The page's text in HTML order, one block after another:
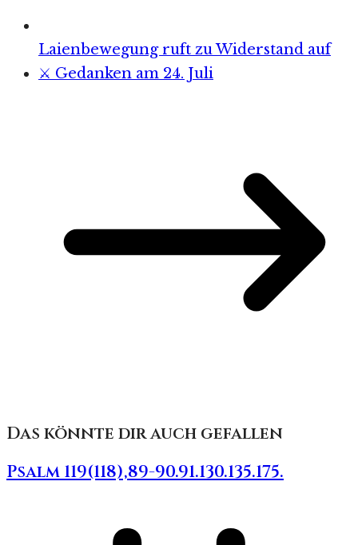
Laienbewegung ruft zu Widerstand auf
⚔️ Gedanken am 24. Juli
Das könnte dir auch gefallen
Psalm 119(118),89-90.91.130.135.175.